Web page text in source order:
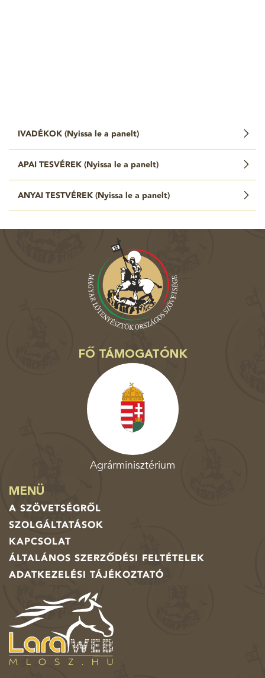
IVADÉKOK ( Nyissa le a panelt)
APAI TESVÉREK ( Nyissa le a panelt)
ANYAI TESTVÉREK ( Nyissa le a panelt)
FŐ TÁMOGATÓNK
Agrárminisztérium
MENÜ
A SZÖVETSÉGRŐL
SZOLGÁLTATÁSOK
KAPCSOLAT
ÁLTALÁNOS SZERZŐDÉSI FELTÉTELEK
ADATKEZELÉSI TÁJÉKOZTATÓ